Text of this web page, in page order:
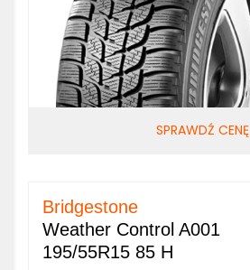
SPRAWDŹ CENĘ
Bridgestone
Weather Control A001
195/55R15 85 H